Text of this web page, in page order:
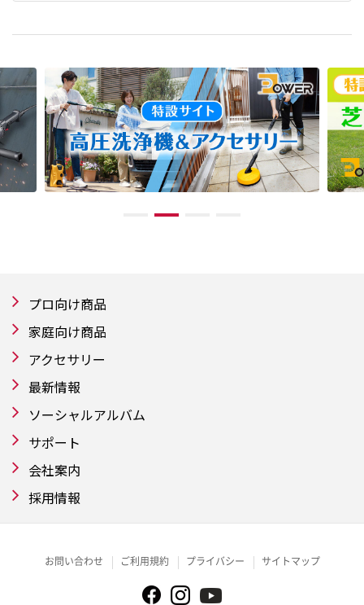
プロ向け商品
家庭向け商品
アクセサリー
最新情報
ソーシャルアルバム
サポート
会社案内
採用情報
お問い合わせ ご利用規約 プライバシー サイトマップ